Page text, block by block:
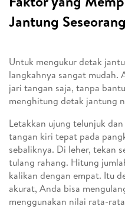
Jantung Seseorang
Untuk mengukur detak
langkahnya sangat mudah.
jari tangan saja, tanpa
menghitung detak jantung
Letakkan ujung telunjuk
tangan kiri tepat pada
sebaliknya. Di leher, tekan
tulang rahang. Hitung
kalikan dengan empat. Itu
akurat, Anda bisa
menggunakan nilai rata-